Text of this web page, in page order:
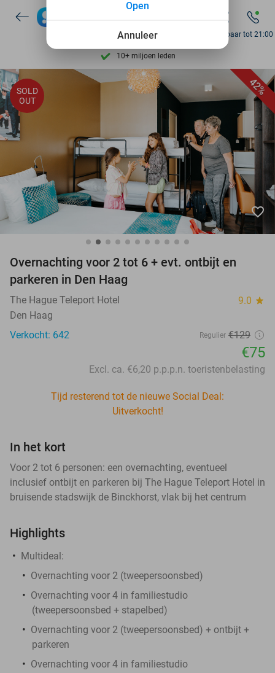
Ontdek 15.000+ deals
7 dagen per week beschikbaar
10+ miljoen leden
9,4 op basis van 206.346 reviews
Ontdek 15.000+ deals
7 dagen per week beschikbaar
10+ miljoen leden
Bereikbaar tot 21:00
42%
SOLD
OUT
favorite_border
Overnachting voor 2 tot 6 + evt. ontbijt en
parkeren in Den Haag
The Hague Teleport Hotel 9.0 star
Den Haag
Verkocht: 642
Regulier €129
€75
Excl. ca. €6,20 p.p.p.n. toeristenbelasting
Tijd resterend tot de nieuwe Social Deal:
Uitverkocht!
In het kort
Voor 2 tot 6 personen: een overnachting, eventueel
inclusief ontbijt en parkeren bij The Hague Teleport Hotel in
bruisende stadswijk de Binckhorst, vlak bij het centrum
Highlights
Multideal:
Overnachting voor 2 (tweepersoonsbed)
Overnachting voor 4 in familiestudio
(tweepersoonsbed + stapelbed)
Overnachting voor 2 (tweepersoonsbed) + ontbijt +
parkeren
Overnachting voor 4 in familiestudio
Annuleer
Open